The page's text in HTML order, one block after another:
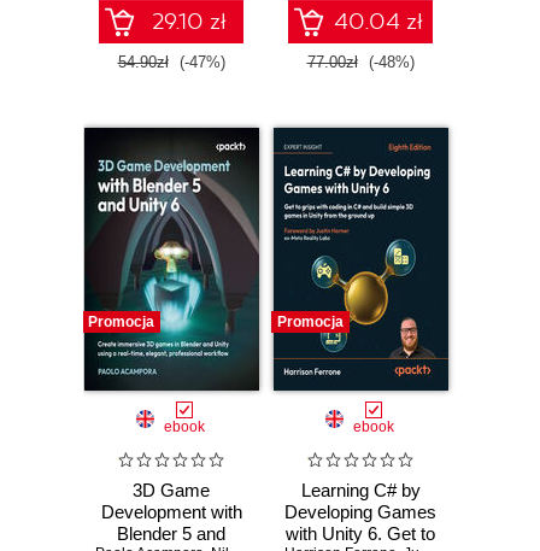
29.10 zł
54.90zł (-47%)
40.04 zł
77.00zł (-48%)
Promocja
ebook
3D Game
Development with
Blender 5 and
Promocja
ebook
Learning C# by
Developing Games
with Unity 6. Get to